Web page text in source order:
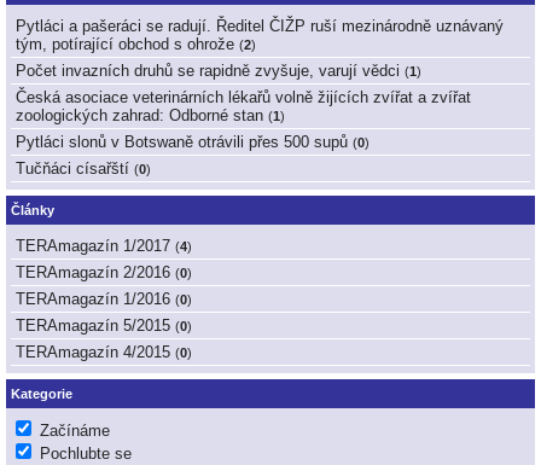
Pytláci a pašeráci se radují. Ředitel ČIŽP ruší mezinárodně uznávaný
tým, potírající obchod s ohrože (2)
Počet invazních druhů se rapidně zvyšuje, varují vědci (1)
Česká asociace veterinárních lékařů volně žijících zvířat a zvířat
zoologických zahrad: Odborné stan (1)
Pytláci slonů v Botswaně otrávili přes 500 supů (0)
Tučňáci císařští (0)
Články
TERAmagazín 1/2017 (4)
TERAmagazín 2/2016 (0)
TERAmagazín 1/2016 (0)
TERAmagazín 5/2015 (0)
TERAmagazín 4/2015 (0)
Kategorie
Začínáme
Pochlubte se